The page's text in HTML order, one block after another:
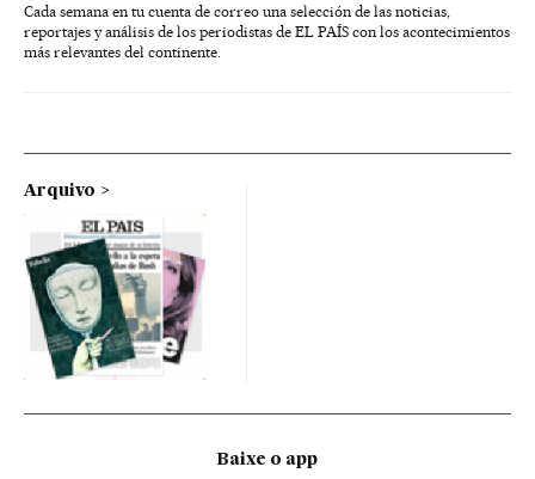
Cada semana en tu cuenta de correo una selección de las noticias,
reportajes y análisis de los periodistas de EL PAÍS con los acontecimientos
más relevantes del continente.
Arquivo
Baixe o app